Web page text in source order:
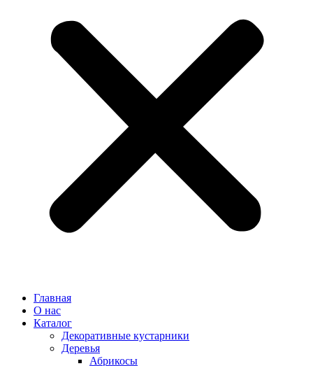
Главная
О нас
Каталог
Декоративные кустарники
Деревья
Абрикосы